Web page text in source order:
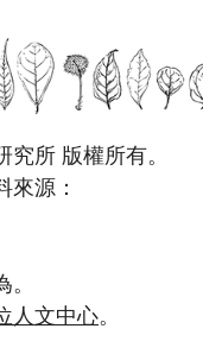
所 版權所有。
源：
人文中心。